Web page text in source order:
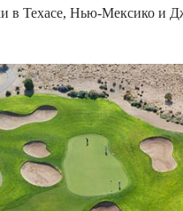
в Техасе, Нью-Мексико и